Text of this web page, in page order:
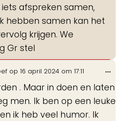
afspreken samen,
hebben samen kan het
krijgen. We
Gr stel
op 16 april 2024 om 17:11
. Maar in doen en laten
men. Ik ben op een leuke
ik heb veel humor. Ik
...